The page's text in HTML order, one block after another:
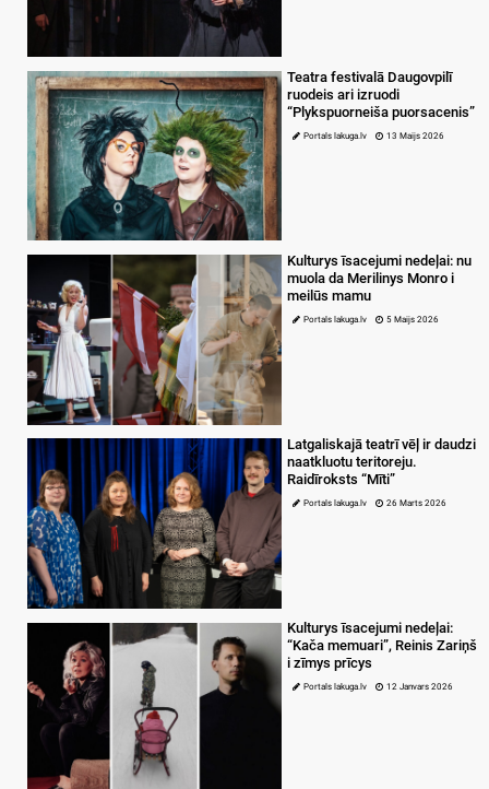
Teatra festivalā Daugovpilī
ruodeis ari izruodi
“Plykspuorneiša puorsacenis”
Portals lakuga.lv 13 Maijs 2026
Kulturys īsacejumi nedeļai: nu
muola da Merilinys Monro i
meilūs mamu
Portals lakuga.lv 5 Maijs 2026
Latgaliskajā teatrī vēļ ir daudzi
naatkluotu teritoreju.
Raidīroksts “Mīti”
Portals lakuga.lv 26 Marts 2026
Kulturys īsacejumi nedeļai:
“Kača memuari”, Reinis Zariņš
i zīmys prīcys
Portals lakuga.lv 12 Janvars 2026